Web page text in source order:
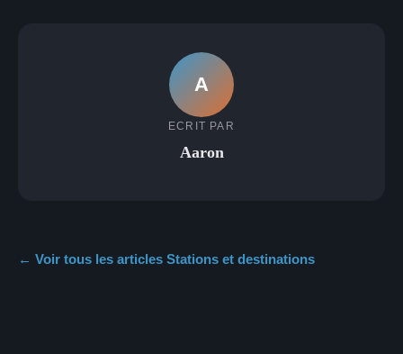
A
ECRIT PAR
Aaron
← Voir tous les articles Stations et destinations